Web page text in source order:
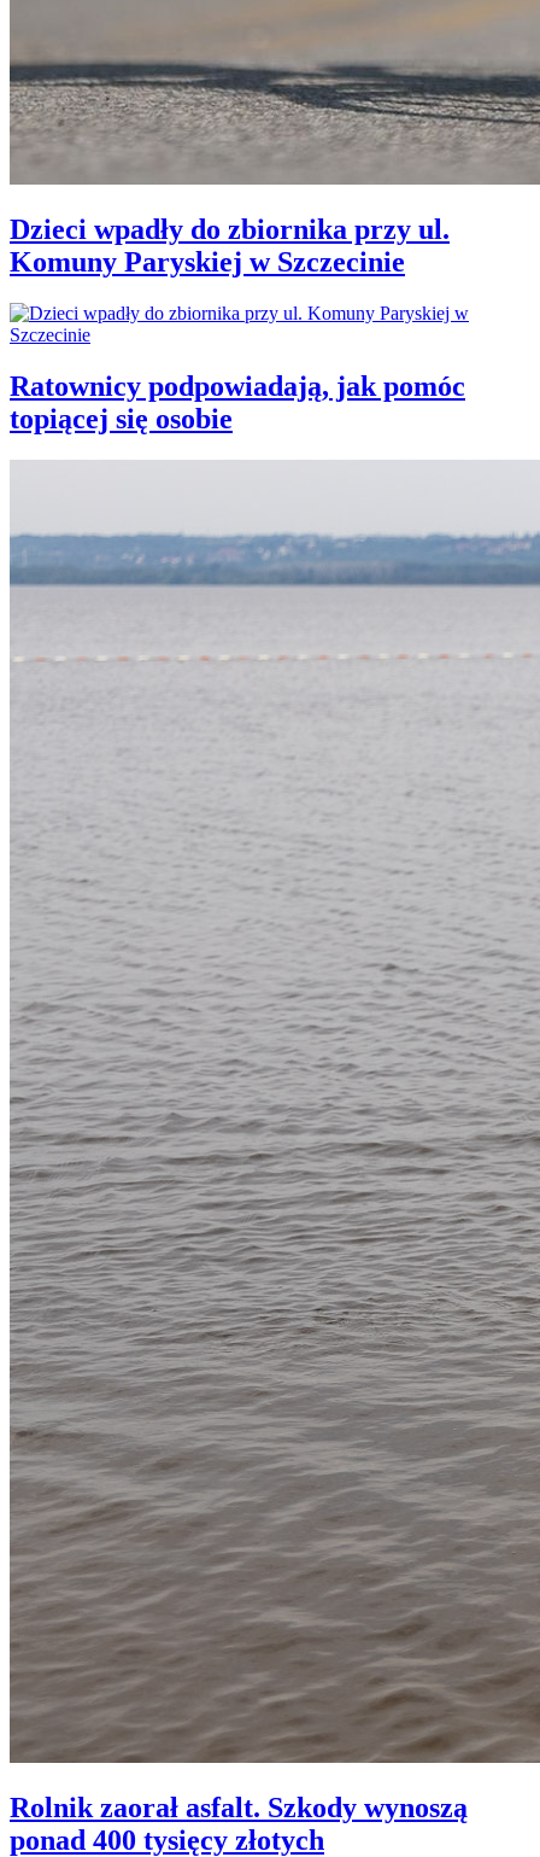
Dzieci wpadły do zbiornika przy ul.
Komuny Paryskiej w Szczecinie
Ratownicy podpowiadają, jak pomóc
topiącej się osobie
Rolnik zaorał asfalt. Szkody wynoszą
ponad 400 tysięcy złotych